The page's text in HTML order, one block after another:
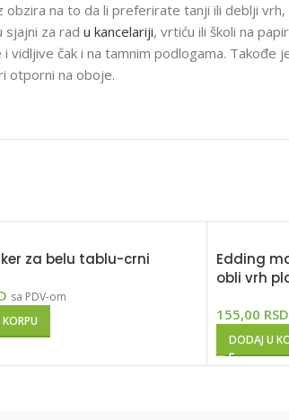
na to da li preferirate tanji ili deblji
sjajni za rad u kancelariji, vrtiću ili školi na
čak i na tamnim podlogama. Takođe
otporni na oboje.
za belu tablu-crni
sa PDV-om
Edding
obli vrh
155,00 RSD
DODAJ U